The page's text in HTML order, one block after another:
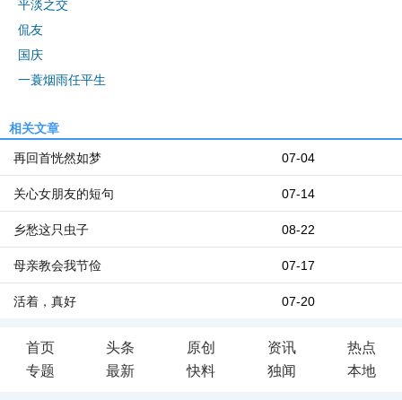
平淡之交
侃友
国庆
一蓑烟雨任平生
相关文章
07-04
再回首恍然如梦
07-14
关心女朋友的短句
08-22
乡愁这只虫子
07-17
母亲教会我节俭
07-20
活着，真好
首页 头条 原创 资讯
热点
专题
最新 快料 独闻 本地